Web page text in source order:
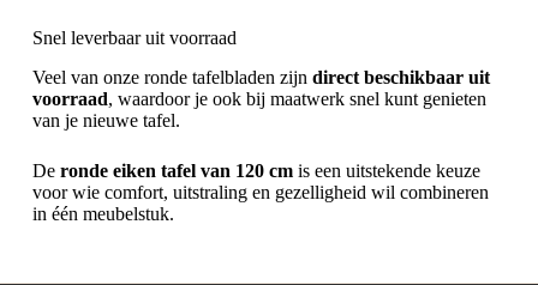
Snel leverbaar uit voorraad
Veel van onze ronde tafelbladen zijn direct beschikbaar uit
voorraad, waardoor je ook bij maatwerk snel kunt genieten
van je nieuwe tafel.
De ronde eiken tafel van 120 cmis een uitstekende keuze
voor wie comfort, uitstraling en gezelligheid wil combineren
in één meubelstuk.